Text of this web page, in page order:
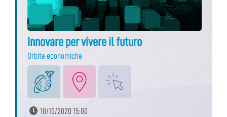
Innovare per vivere il futuro
Orbite economiche
10/10/2020 15:00